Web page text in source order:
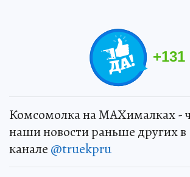
+131
Комсомолка на MAXималках -
наши новости раньше других в
канале @truekpru